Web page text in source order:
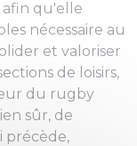
afin qu'elle
nécessaire au
et valoriser
de loisirs,
du rugby
sûr, de
précède,